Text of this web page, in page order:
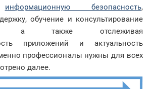
информационную безопасность,
обучение и консультирование
а также отслеживая
приложений и актуальность
профессионалы нужны для всех
далее.